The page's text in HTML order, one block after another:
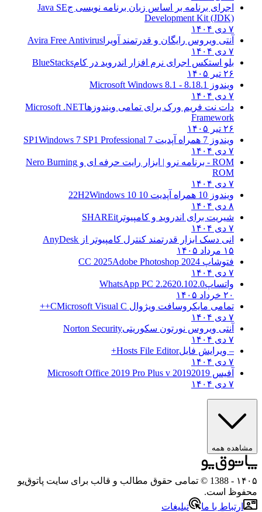
اجرای برنامه بر اساس زبان برنامه نویسی جJava SE
Development Kit (JDK)
آنتی ویروس رایگان و قدرتمند آویرا Avira Free Antivirus
بلو استکس اجرای نرم افزار اندروید در کام BlueStacks
ویندوز 8.18.1 - Microsoft Windows 8.1
دات نت فریم ورک برای تمامی ویندوزهاMicrosoft .NET
Framework
ویندوز 7 همراه آپدیت 7 SP1
Windows 7 SP1 Professional
ROM - برنامه نرو | ابزار رایت حرفه ای و
Nero Burning
ROM
ویندوز 10 همراه آپدیت 10 22H2
Windows 10
شیریت برای اندروید و کامپیوترSHAREit
انی دسک ابزار قدرتمند کنترل کامپیوتر ازAnyDesk
فتوشاپ CC 2025Adobe Photoshop 2024
واتساپWhatsApp PC 2.2620.102.0
تمامی مایکروسافت ویژوال C Microsoft Visual C++
آنتی ویروس نورتون سکوریتی Norton Security
– ویرایش فایلHosts File Editor+
آفیس 20192019 Microsoft Office 2019 Pro Plus v
همه
- 1388 © تمامی حقوق مطالب و قالب برای سایت پاتوق‌یو
است.
ارتباط با ما
تبلیغات